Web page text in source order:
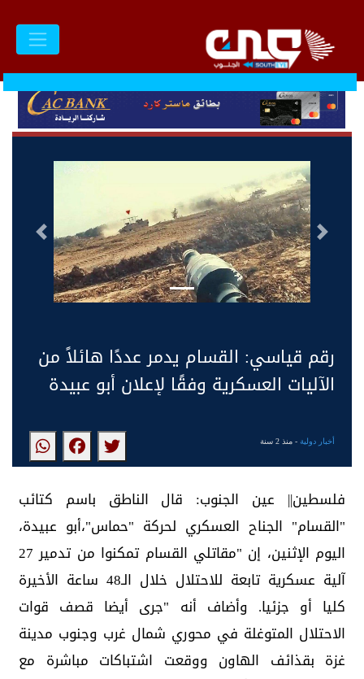
التالى السابق
رقم قياسي: القسام يدمر عددًا هائلاً من
الآليات العسكرية وفقًا لإعلان أبو عبيدة
أخبار دولية- منذ 2 سنة
فلسطين|| عين الجنوب: قال الناطق باسم كتائب
"القسام" الجناح العسكري لحركة "حماس"،أبو عبيدة،
اليوم الإثنين، إن "مقاتلي القسام تمكنوا من تدمير 27
آلية عسكرية تابعة للاحتلال خلال الـ48 ساعة الأخيرة
كليا أو جزئيا. وأضاف أنه "جرى أيضا قصف قوات
الاحتلال المتوغلة في محوري شمال غرب وجنوب مدينة
غزة بقذائف الهاون ووقعت اشتباكات مباشرة مع